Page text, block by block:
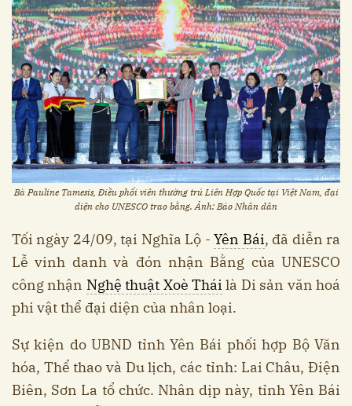
Bà Pauline Tamesis, Điều phối viên thường trú Liên Hợp Quốc tại Việt Nam, đại
diện cho UNESCO trao bằng. Ảnh: Báo Nhân dân
Tối ngày 24/09, tại Nghĩa Lộ -Yên Bái, đã diễn ra
Lễ vinh danh và đón nhận Bằng của UNESCO
công nhận Nghệ thuật Xoè Thái là Di sản văn hoá
phi vật thể đại diện của nhân loại.
Sự kiện do UBND tỉnh Yên Bái phối hợp Bộ Văn
hóa, Thể thao và Du lịch, các tỉnh: Lai Châu, Điện
Biên, Sơn La tổ chức. Nhân dịp này, tỉnh Yên Bái